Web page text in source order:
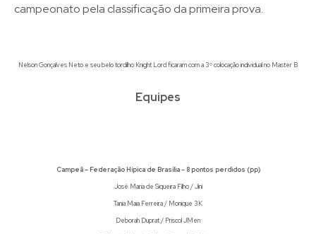
campeonato pela classificação da primeira prova.
Nelson Gonçalves Neto e seu belo tordilho Knight Lord ficaram com a 3º colocação individual no Master B
Equipes
Campeã – Federação Hípica de Brasília – 8 pontos perdidos (pp)
José Maria de Siqueira Filho / Jini
Tania Maia Ferreira / Monique 3K
Deborah Duprat / Priscol JMen